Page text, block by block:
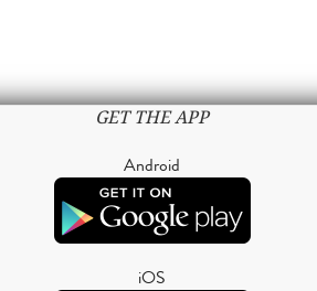
GET THE APP
Android
iOS